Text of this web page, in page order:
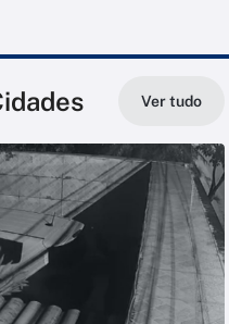
Ver tudo